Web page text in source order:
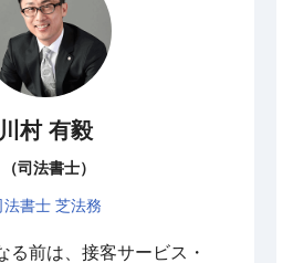
川村 有毅
（司法書士）
法書士 芝法務
る前は、接客サービス・